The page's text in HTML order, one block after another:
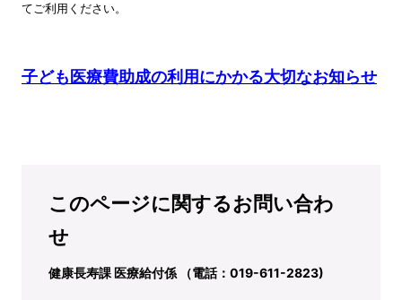
てご利用ください。
子ども医療費助成の利用にかかる大切なお知らせ
このページに関するお問い合わ
せ
健康長寿課 医療給付係 （電話：019-611-2823)